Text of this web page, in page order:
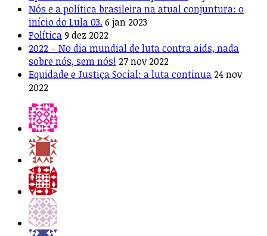
Nós e a política brasileira na atual conjuntura: o
início do Lula 03.6 jan 2023
Política9 dez 2022
2022 – No dia mundial de luta contra aids, nada
sobre nós, sem nós! 27 nov 2022
Equidade e Justiça Social: a luta continua 24 nov
2022